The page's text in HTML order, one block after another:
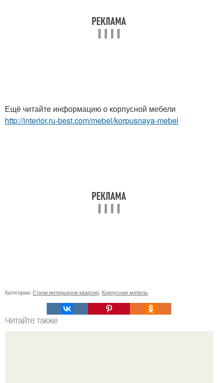
Ещё читайте информацию о корпусной мебели
http://interior.ru-best.com/mebel/korpusnaya-mebel
Категории: Стили интерьеров квартир Корпусная мебель
Читайте также